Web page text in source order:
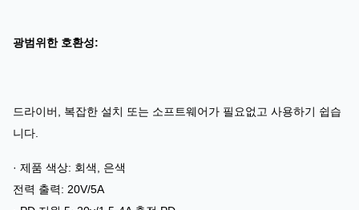
광범위한 호환성:
드라이버, 복잡한 설치 또는 소프트웨어가 필요없고 사용하기 쉽습
니다.
· 제품 색상: 회색, 은색
전력 출력: 20V/5A